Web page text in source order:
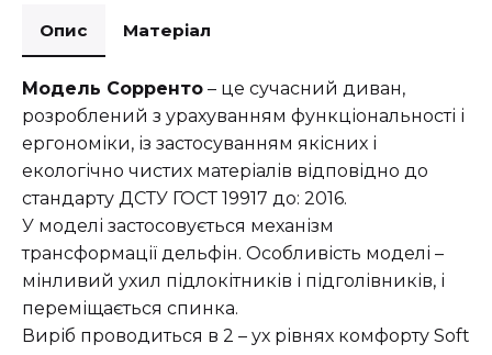
Опис Матеріал
Модель Сорренто – це сучасний диван,
розроблений з урахуванням функціональності і
ергономіки, із застосуванням якісних і
екологічно чистих матеріалів відповідно до
стандарту ДСТУ ГОСТ 19917 до: 2016.
У моделі застосовується механізм
трансформації дельфін. Особливість моделі –
мінливий ухил підлокітників і підголівників, і
переміщається спинка.
Виріб проводиться в 2 – ух рівнях комфорту Soft